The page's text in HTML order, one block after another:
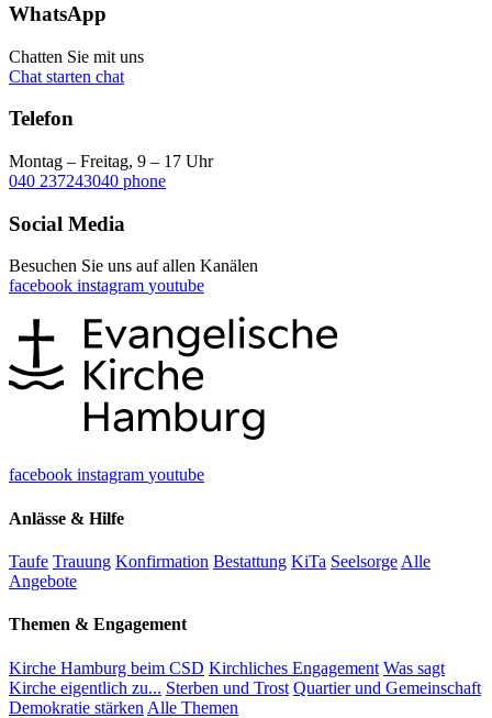
WhatsApp
Chatten Sie mit uns
Chat starten chat
Telefon
Montag – Freitag, 9 – 17 Uhr
040 237243040 phone
Social Media
Besuchen Sie uns auf allen Kanälen
facebook instagram youtube
facebook instagram youtube
Anlässe & Hilfe
Taufe Trauung Konfirmation Bestattung KiTa Seelsorge Alle
Angebote
Themen & Engagement
Kirche Hamburg beim CSD Kirchliches Engagement Was sagt
Kirche eigentlich zu... Sterben und Trost Quartier und Gemeinschaft
Demokratie stärken Alle Themen